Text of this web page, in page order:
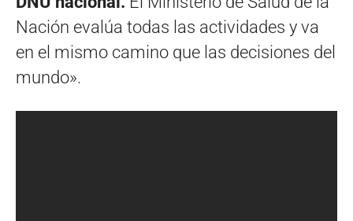
Nación evalúa todas las actividades y va
en el mismo camino que las decisiones del
mundo».